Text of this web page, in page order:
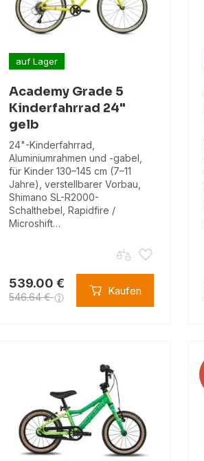
auf Lager
Academy Grade 5
Kinderfahrrad 24"
gelb
24"-Kinderfahrrad,
Aluminiumrahmen und -gabel,
für Kinder 130–145 cm (7–11
Jahre), verstellbarer Vorbau,
Shimano SL-R2000-
Schalthebel, Rapidfire /
Microshift…
539.00 €
546.64 € Kaufen